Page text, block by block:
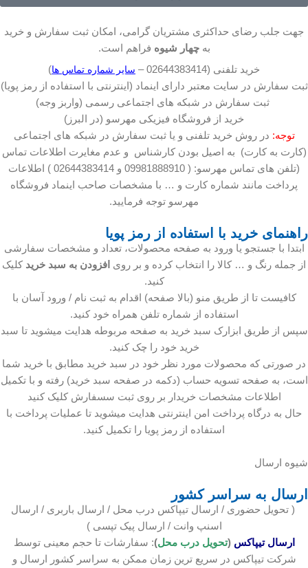
جهت جلب رضای حداکثری مشتریان گرامی، امکان ثبت سفارش و خرید
بهچهار شیوه فراهم است.
خرید تلفنی (02644383414 –
سایر شماره تماس ها)
ثبت سفارش در سایت معتبر دارای اینماد (اینترنتی با استفاده از رمز پویا)
ثبت سفارش در شبکه های اجتماعی رسمی (واربز وجه)
خرید از فروشگاه فیزیکی مهرسو (در البرز)
توجه: در روش خرید تلفنی و یا ثبت سفارش در شبکه های اجتماعی
(کارت به کارت) به اصیل بودن کارشناس و عدم مغایرت اطلاعات تماس
(تلفن های تماس مهرسو: ( 09981888910 و 02644383414 ) اطلاعات
پرداخت مانند شماره کارت و … با مشخصات صاحب اینماد فروشگاه
مهرسو توجه فرمایید.
راهنمای خرید با استفاده از رمز پویا
ابتدا با جستجو یا ورود به صفحه محصولات، تعداد و مشخصات سفارشی
از جمله رنگ و … کالا را انتخاب کرده و بر روی افزودن به سبد خرید کلیک
کنید.
کافیست تا از طریق منو (بالا صفحه) اقدام به ثبت نام / ورود آسان با
استفاده از شماره تلفن همراه خود کنید.
سپس از طریق ابزارک سبد خرید به صفحه مربوطه هدایت میشوید تا سبد
خرید خود را چک کنید.
در صورتی که محصولات مورد نظر خود در سبد خرید مطابق با خرید شما
است، به صفحه تسویه حساب (دکمه در صفحه سبد خرید) رفته و با تکمیل
اطلاعات مشخصات خریدار بر روی ثبت سسفارش کلیک کنید
حال به درگاه پرداخت امن اینترنتی هدایت میشوید تا عملیات پرداخت با
استفاده از رمز پویا را تکمیل کنید.
شیوه ارسال
ارسال به سراسر کشور
( تحویل حضوری / ارسال تیپاکس درب محل / ارسال باربری / ارسال
اسنپ وانت / ارسال پیک تپسی )
ارسال تیپاکس (تحویل درب محل): سفارشات تا حجم معینی توسط
شرکت تیپاکس در سریع ترین زمان ممکن به سراسر کشور ارسال و